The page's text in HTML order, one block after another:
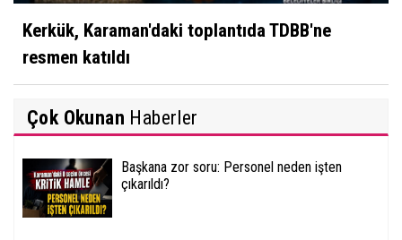
Kerkük, Karaman'daki toplantıda TDBB'ne
resmen katıldı
Çok Okunan Haberler
Başkana zor soru: Personel neden işten
çıkarıldı?